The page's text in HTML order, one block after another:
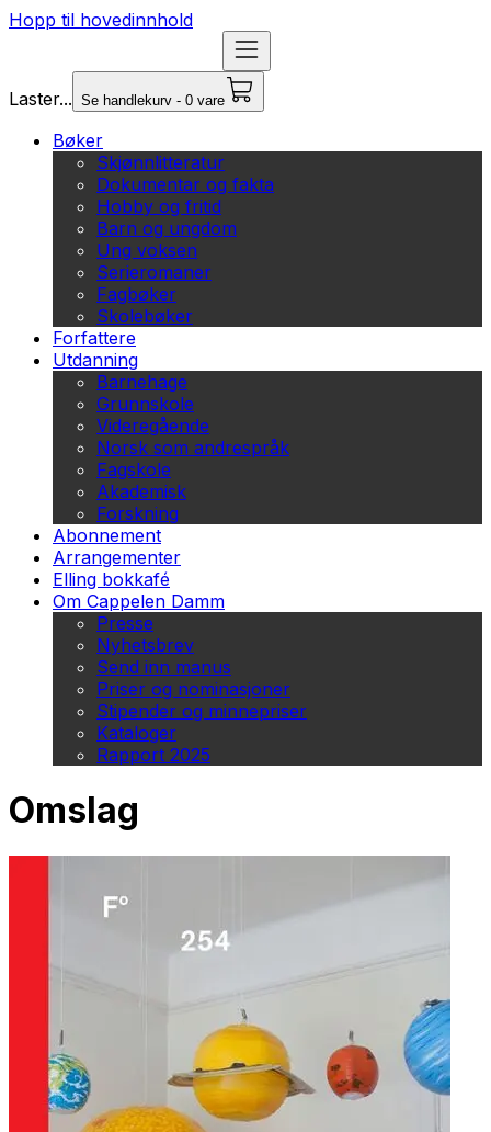
Hopp til hovedinnhold
Laster... Se handlekurv - 0 vare
Bøker
Skjønnlitteratur
Dokumentar og fakta
Hobby og fritid
Barn og ungdom
Ung voksen
Serieromaner
Fagbøker
Skolebøker
Forfattere
Utdanning
Barnehage
Grunnskole
Videregående
Norsk som andrespråk
Fagskole
Akademisk
Forskning
Abonnement
Arrangementer
Elling bokkafé
Om Cappelen Damm
Presse
Nyhetsbrev
Send inn manus
Priser og nominasjoner
Stipender og minnepriser
Kataloger
Rapport 2025
Omslag